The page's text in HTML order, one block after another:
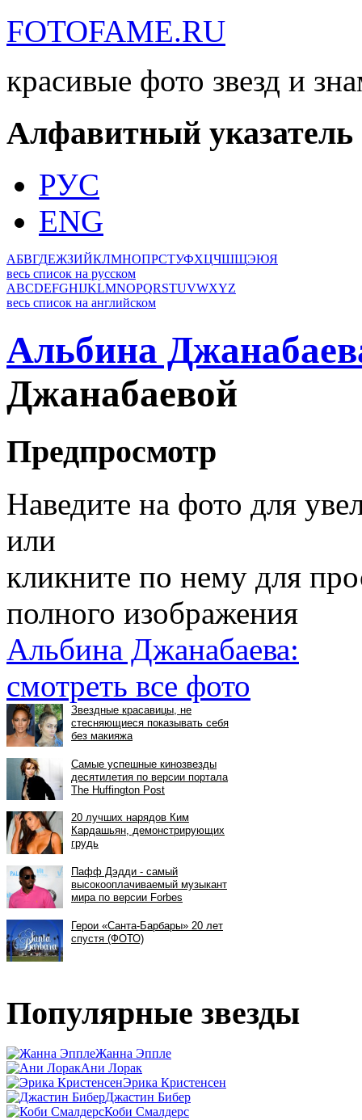
FOTOFAME.RU
красивые фото звезд и
Алфавитный указатель
РУС
ENG
АБВГДЕЖЗИЙКЛМНОПРСТУФХЦЧШЩЭЮЯ
весь список на русском
ABCDEFGHIJKLMNOPQRSTUVWXYZ
весь список на английском
Альбина
Джанабаевой
Предпросмотр
Наведите на фото для
или
кликните по нему для
полного изображения
Альбина Джанабаева:
смотреть все фото
Популярные звезды
Жанна Эппле
Ани Лорак
Эрика Кристенсен
Джастин Бибер
Коби Смалдерс